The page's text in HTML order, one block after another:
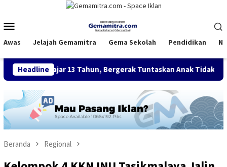
konten
Mobile
Awas Jelajah Gemamitra Gema Sekolah Pendidikan
Headline
13 Tahun, Bergerak Tuntaskan Anak Tidak Sekolah
Beranda Regional